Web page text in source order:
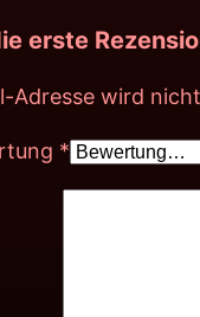
erste
Adresse wird
*